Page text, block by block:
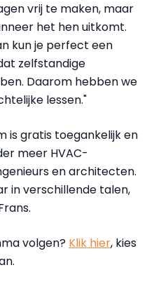
vrij te maken, maar
het hen uitkomt.
kun je perfect een
zelfstandige
Daarom hebben we
lessen."
is gratis toegankelijk en
meer HVAC-
en architecten.
in verschillende talen,
volgen? Klik hier, kies